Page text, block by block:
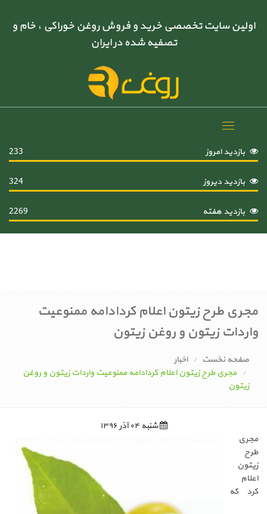
اولین سایت تخصصی خرید و فروش روغن خوراکی ، خام و
تصفیه شده در ایران
Toggle
بازدید امروز
233
بازدید دیروز 324
بازدید هفته 2269
مجری طرح زیتون اعلام کردادامه ممنوعیت
واردات زیتون و روغن زیتون
صفحه نخست
اخبار
مجری طرح زیتون اعلام کردادامه ممنوعیت واردات زیتون و روغن
زیتون
شنبه ۰۴ آذر ۱۳۹۶
مجری
طرح
زیتون
اعلام
کرد که